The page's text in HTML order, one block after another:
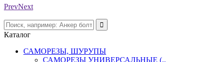
PrevNext
Каталог
САМОРЕЗЫ, ШУРУПЫ
САМОРЕЗЫ УНИВЕРСАЛЬНЫЕ (..